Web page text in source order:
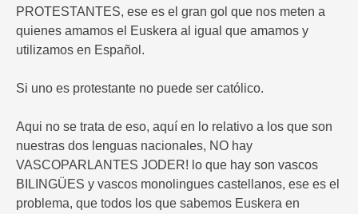
PROTESTANTES, ese es el gran gol que nos meten a
quienes amamos el Euskera al igual que amamos y
utilizamos en Español.
Si uno es protestante no puede ser católico.
Aqui no se trata de eso, aquí en lo relativo a los que son
nuestras dos lenguas nacionales, NO hay
VASCOPARLANTES JODER! lo que hay son vascos
BILINGÜES y vascos monolingues castellanos, ese es el
problema, que todos los que sabemos Euskera en